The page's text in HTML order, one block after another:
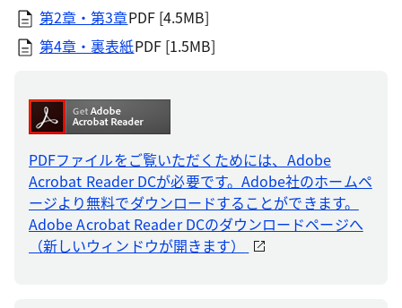
第2章・第3章PDF [4.5MB]
第4章・裏表紙PDF [1.5MB]
PDFファイルをご覧いただくためには、Adobe
Acrobat Reader DCが必要です。Adobe社のホームペ
ージより無料でダウンロードすることができます。
Adobe Acrobat Reader DCのダウンロードページへ
（新しいウィンドウが開きます）